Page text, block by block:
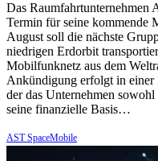
Das Raumfahrtunternehmen
Termin für seine kommende
August soll die nächste
niedrigen Erdorbit
Mobilfunknetz aus dem
Ankündigung erfolgt in einer
der das Unternehmen
seine finanzielle Basis…
AST SpaceMobile